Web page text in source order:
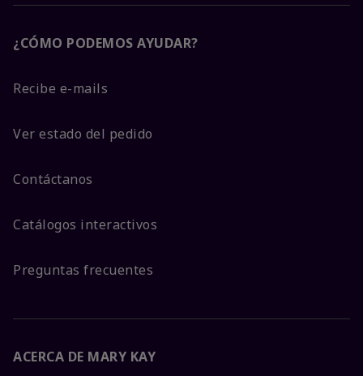
¿CÓMO PODEMOS AYUDAR?
Recibe e-mails
Ver estado del pedido
Contáctanos
Catálogos interactivos
Preguntas frecuentes
ACERCA DE MARY KAY